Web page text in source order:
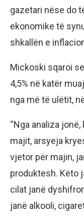
gazetari nëse do
ekonomike të
shkallën e
Mickoski sqaroi
4,5% në katër
nga më të ulëtit,
“Nga analiza
majit, arsyeja
vjetor për majin,
produktesh. Këto
cilat janë
janë alkooli,